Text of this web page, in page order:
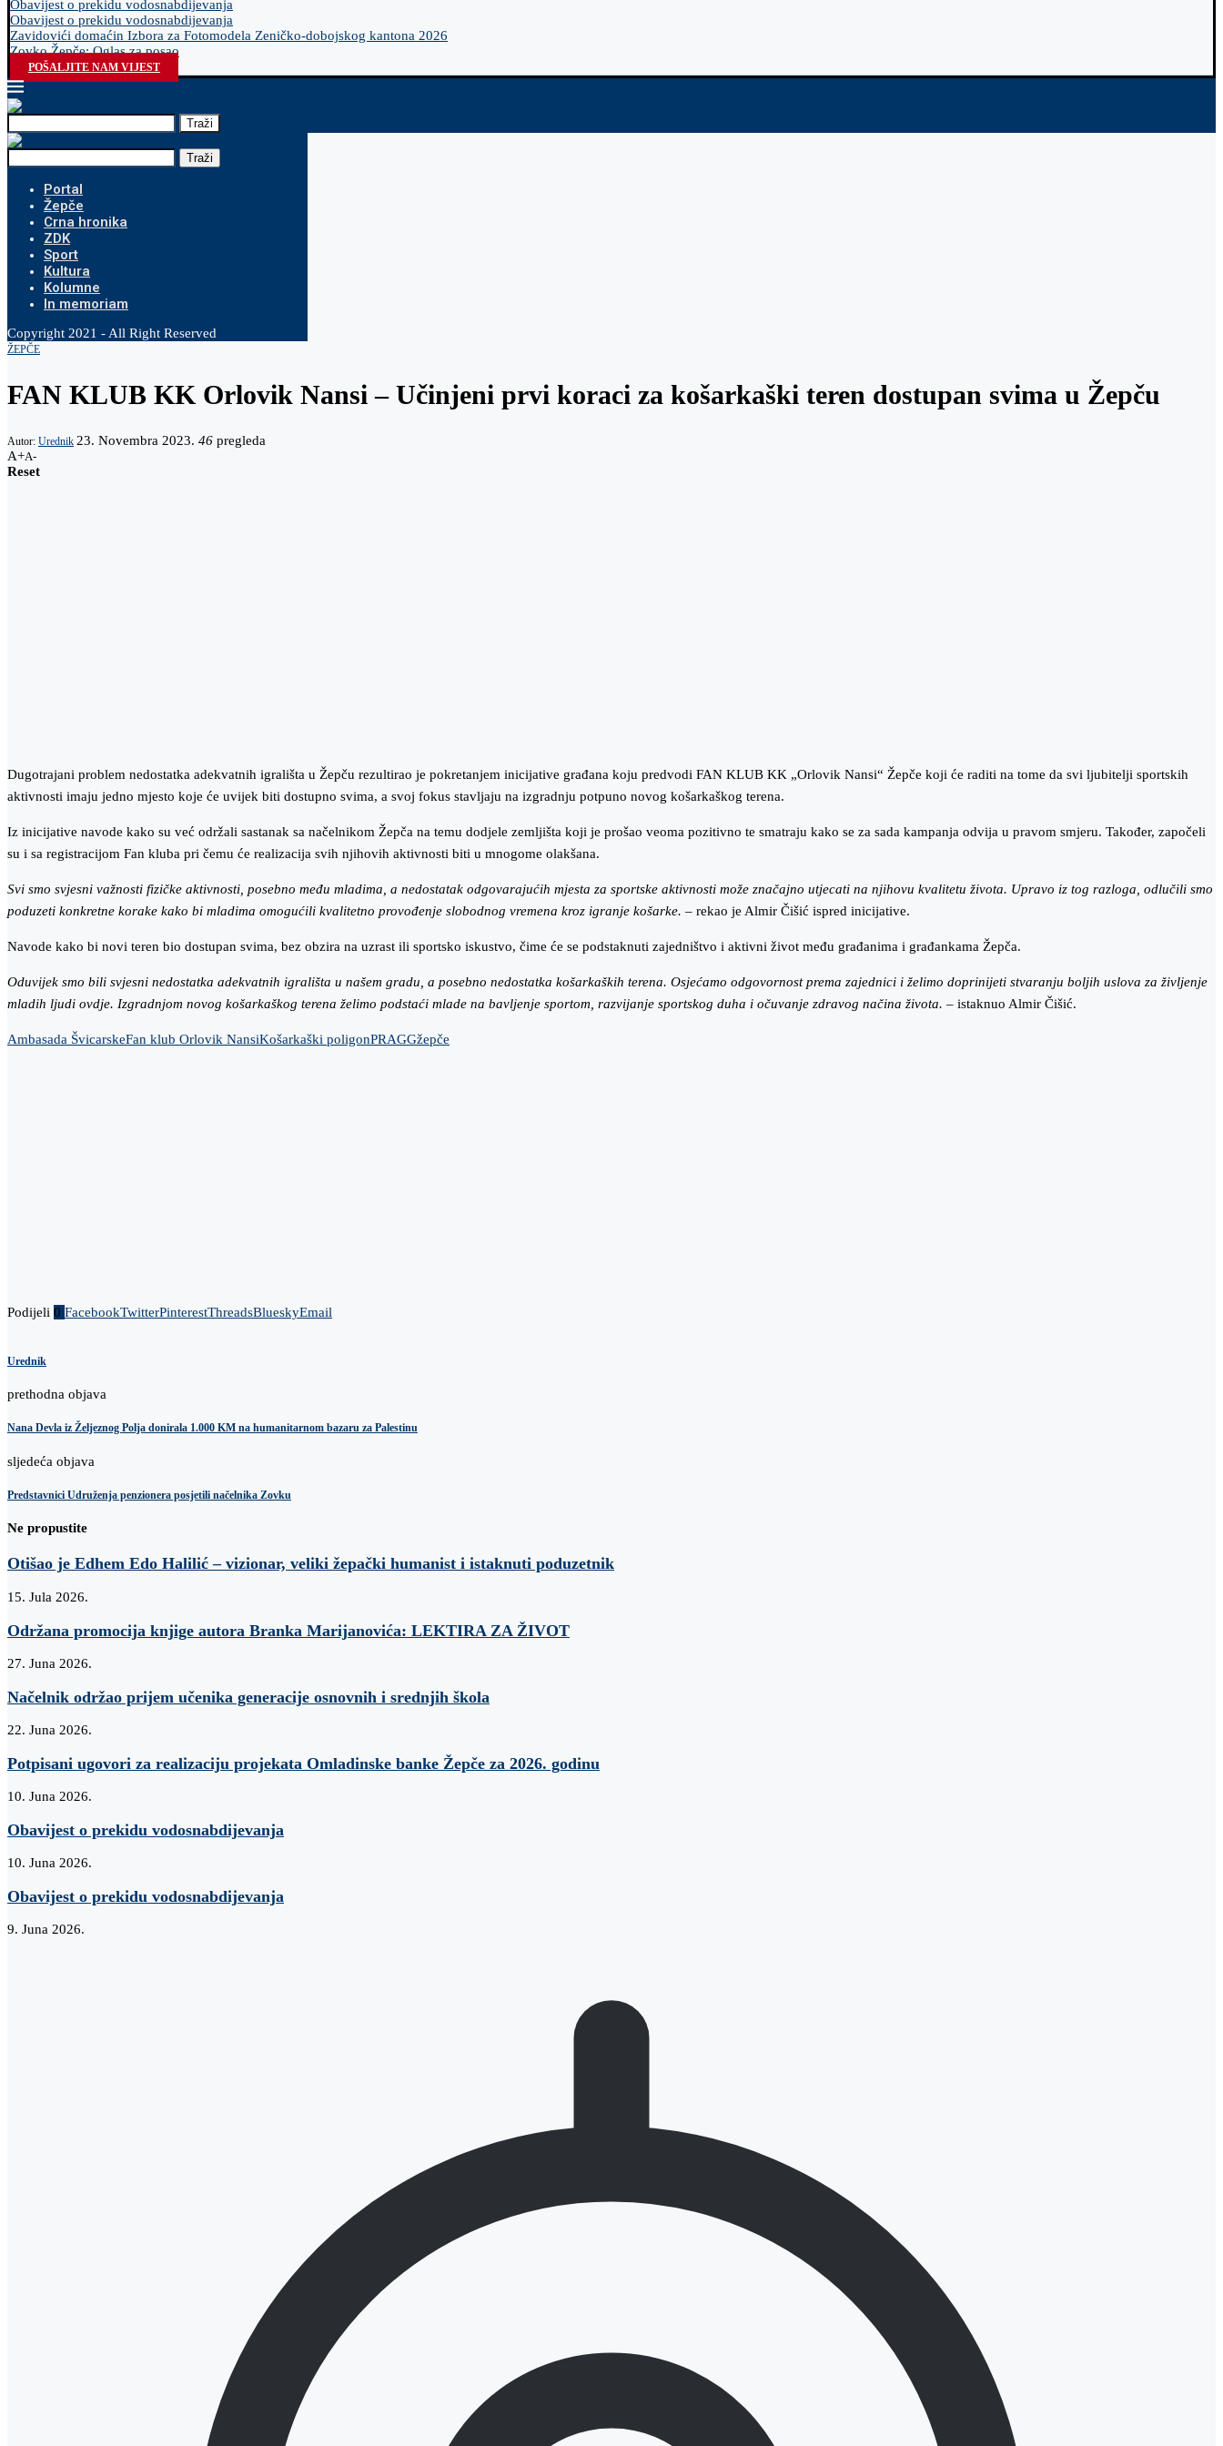
Obavijest o prekidu vodosnabdijevanja
Obavijest o prekidu vodosnabdijevanja
Zavidovići domaćin Izbora za Fotomodela Zeničko-dobojskog kantona 2026
Zovko Žepče: Oglas za posao
POŠALJITE NAM VIJEST
Traži
Traži
Portal
Žepče
Crna hronika
ZDK
Sport
Kultura
Kolumne
In memoriam
Copyright 2021 - All Right Reserved
ŽEPČE
FAN KLUB KK Orlovik Nansi – Učinjeni prvi koraci za košarkaški teren dostupan svima u Žepču
Autor: Urednik 23. Novembra 2023. 46 pregleda
A+A-
Reset
Dugotrajani problem nedostatka adekvatnih igrališta u Žepču rezultirao je pokretanjem inicijative građana koju predvodi FAN KLUB KK „Orlovik Nansi“ Žepče koji će raditi na tome da svi ljubitelji sportskih
aktivnosti imaju jedno mjesto koje će uvijek biti dostupno svima, a svoj fokus stavljaju na izgradnju potpuno novog košarkaškog terena.
Iz inicijative navode kako su već održali sastanak sa načelnikom Žepča na temu dodjele zemljišta koji je prošao veoma pozitivno te smatraju kako se za sada kampanja odvija u pravom smjeru. Također, započeli
su i sa registracijom Fan kluba pri čemu će realizacija svih njihovih aktivnosti biti u mnogome olakšana.
Svi smo svjesni važnosti fizičke aktivnosti, posebno među mladima, a nedostatak odgovarajućih mjesta za sportske aktivnosti može značajno utjecati na njihovu kvalitetu života. Upravo iz tog razloga, odlučili smo
poduzeti konkretne korake kako bi mladima omogućili kvalitetno provođenje slobodnog vremena kroz igranje košarke. – rekao je Almir Čišić ispred inicijative.
Navode kako bi novi teren bio dostupan svima, bez obzira na uzrast ili sportsko iskustvo, čime će se podstaknuti zajedništvo i aktivni život među građanima i građankama Žepča.
Oduvijek smo bili svjesni nedostatka adekvatnih igrališta u našem gradu, a posebno nedostatka košarkaških terena. Osjećamo odgovornost prema zajednici i želimo doprinijeti stvaranju boljih uslova za življenje
mladih ljudi ovdje. Izgradnjom novog košarkaškog terena želimo podstaći mlade na bavljenje sportom, razvijanje sportskog duha i očuvanje zdravog načina života. – istaknuo Almir Čišić.
Ambasada ŠvicarskeFan klub Orlovik NansiKošarkaški poligonPRAGGžepče
Podijeli 0 FacebookTwitterPinterestThreadsBlueskyEmail
Urednik
prethodna objava
Nana Devla iz Željeznog Polja donirala 1.000 KM na humanitarnom bazaru za Palestinu
sljedeća objava
Predstavnici Udruženja penzionera posjetili načelnika Zovku
Ne propustite
Otišao je Edhem Edo Halilić – vizionar, veliki žepački humanist i istaknuti poduzetnik
15. Jula 2026.
Održana promocija knjige autora Branka Marijanovića: LEKTIRA ZA ŽIVOT
27. Juna 2026.
Načelnik održao prijem učenika generacije osnovnih i srednjih škola
22. Juna 2026.
Potpisani ugovori za realizaciju projekata Omladinske banke Žepče za 2026. godinu
10. Juna 2026.
Obavijest o prekidu vodosnabdijevanja
10. Juna 2026.
Obavijest o prekidu vodosnabdijevanja
9. Juna 2026.